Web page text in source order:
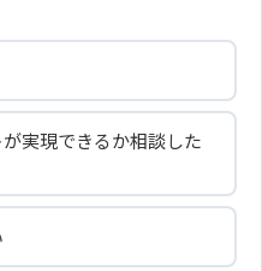
実現できるか相談した